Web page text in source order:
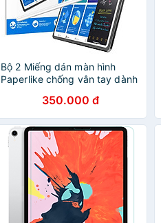
Bộ 2 Miếng dán màn hình
Paperlike chống vân tay dành
4/ Air 5/ Mini 5,6/ Ipad 10.2,
Cho cảm giác vẽ trên giấy
Loại Thế hệ mới_ Hàng chính
hãng
350.000 đ